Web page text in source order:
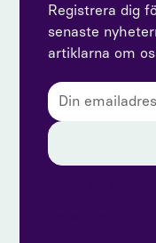
Registrera dig
senaste
artiklarna om